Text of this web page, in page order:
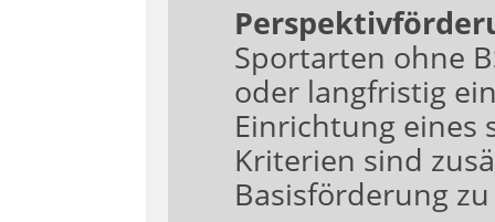
Sportarten ohne
oder langfristig
Einrichtung eines
Kriterien sind
Basisförderung